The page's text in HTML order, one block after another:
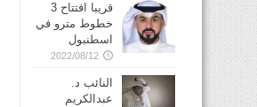
قريبا افتتاح 3
خطوط مترو في
2022/08/12
النائب د.
عبدالكريم